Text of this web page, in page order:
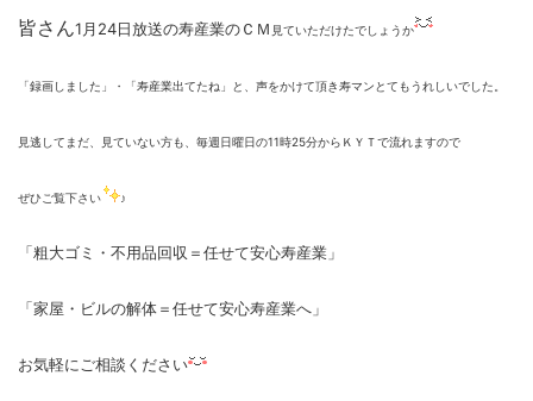
皆さん1月24日放送の寿産業のＣＭ 見ていただけたでしょうか
「録画しました」・「寿産業出てたね」と、声をかけて頂き寿マンとてもうれしいでした。
見逃してまだ、見ていない方も、毎週日曜日の11時25分からＫＹＴで流れますので
ぜひご覧下さい ♪
「粗大ゴミ・不用品回収＝任せて安心寿産業」
「家屋・ビルの解体＝任せて安心寿産業へ」
お気軽にご相談ください